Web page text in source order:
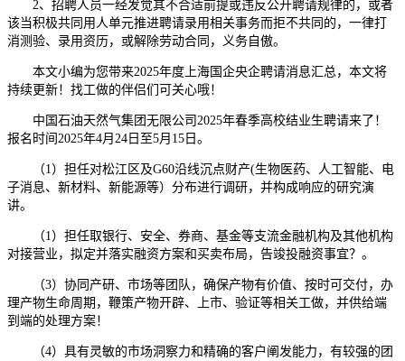
2、招聘人员一经发觉其不合适前提或违反公开聘请规律的，或者
该当积极共同用人单元推进聘请录用相关事务而拒不共同的，一律打
消测验、录用资历，或解除劳动合同，义务自傲。
本文小编为您带来2025年度上海国企央企聘请消息汇总，本文将
持续更新！找工做的伴侣们可关心哦！
中国石油天然气集团无限公司2025年春季高校结业生聘请来了！
报名时间2025年4月24日至5月15日。
（1）担任对松江区及G60沿线沉点财产(生物医药、人工智能、电
子消息、新材料、新能源等）分布进行调研，并构成响应的研究演
讲。
（1）担任取银行、安全、券商、基金等支流金融机构及其他机构
对接营业，拟定并落实融资方案和买卖布局，告竣投融资事宜？。
（3）协同产研、市场等团队，确保产物有价值、按时可交付，办
理产物生命周期，鞭策产物开辟、上市、验证等相关工做，并供给端
到端的处理方案！
（4）具有灵敏的市场洞察力和精确的客户阐发能力，有较强的团